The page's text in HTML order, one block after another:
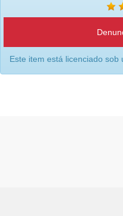
Este item está licenciado sob